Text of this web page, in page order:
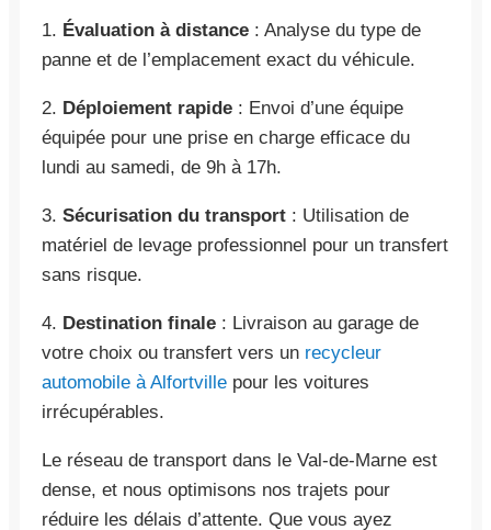
1. Évaluation à distance : Analyse du type de
panne et de l’emplacement exact du véhicule.
2. Déploiement rapide : Envoi d’une équipe
équipée pour une prise en charge efficace du
lundi au samedi, de 9h à 17h.
3. Sécurisation du transport : Utilisation de
matériel de levage professionnel pour un transfert
sans risque.
4. Destination finale : Livraison au garage de
votre choix ou transfert vers un recycleur
automobile à Alfortville pour les voitures
irrécupérables.
Le réseau de transport dans le Val-de-Marne est
dense, et nous optimisons nos trajets pour
réduire les délais d’attente. Que vous ayez